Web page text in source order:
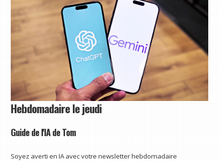
Hebdomadaire le jeudi
Guide de l'IA de Tom
Soyez averti en IA avec votre newsletter hebdomadaire